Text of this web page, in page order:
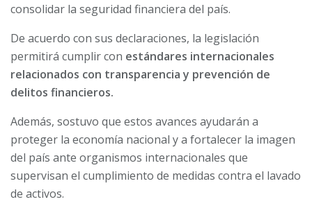
consolidar la seguridad financiera del país.
De acuerdo con sus declaraciones, la legislación
permitirá cumplir con estándares internacionales
relacionados con transparencia y prevención de
delitos financieros.
Además, sostuvo que estos avances ayudarán a
proteger la economía nacional y a fortalecer la imagen
del país ante organismos internacionales que
supervisan el cumplimiento de medidas contra el lavado
de activos.